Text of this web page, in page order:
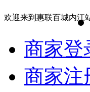
欢迎来到惠联百城内江
商家登
商家注